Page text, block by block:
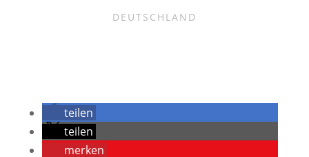
DEUTSCHLAND
teilen
teilen
merken